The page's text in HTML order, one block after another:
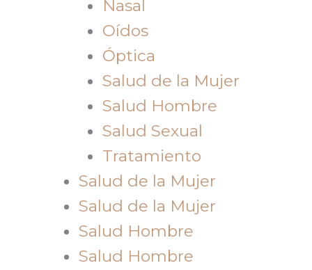
Nasal
Oídos
Óptica
Salud de la Mujer
Salud Hombre
Salud Sexual
Tratamiento
Salud de la Mujer
Salud de la Mujer
Salud Hombre
Salud Hombre